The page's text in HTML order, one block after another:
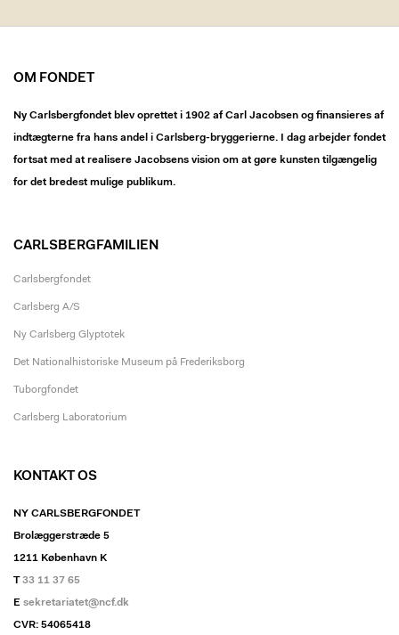
OM FONDET
Ny Carlsbergfondet blev oprettet i 1902 af Carl Jacobsen og finansieres af
indtægterne fra hans andel i Carlsberg-bryggerierne. I dag arbejder fondet
fortsat med at realisere Jacobsens vision om at gøre kunsten tilgængelig
for det bredest mulige publikum.
CARLSBERGFAMILIEN
Carlsbergfondet
Carlsberg A/S
Ny Carlsberg Glyptotek
Det Nationalhistoriske Museum på Frederiksborg
Tuborgfondet
Carlsberg Laboratorium
KONTAKT OS
NY CARLSBERGFONDET
Brolæggerstræde 5
1211 København K
T33 11 37 65
E sekretariatet@ncf.dk
CVR: 54065418